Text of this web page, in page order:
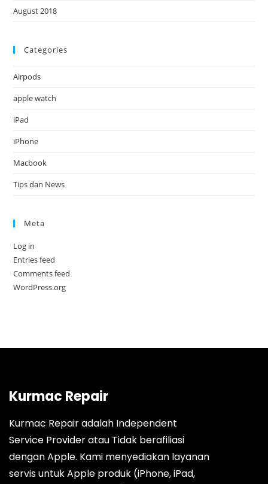
August 2018
Categories
Airpods
apple watch
iPad
iPhone
Macbook
Tips dan News
Meta
Log in
Entries feed
Comments feed
WordPress.org
Kurmac Repair
Kurmac Repair adalah Independent
Service Provider atau Tidak berafiliasi
dengan Apple. Kami menyediakan layanan
servis untuk Apple produk (iPhone, iPad,